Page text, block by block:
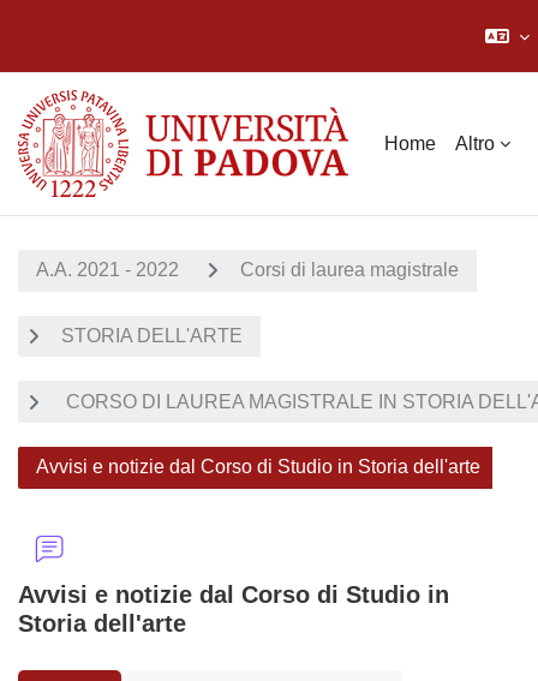
Home Altro
A.A. 2021 - 2022 Corsi di laurea magistrale
STORIA DELL'ARTE
CORSO DI LAUREA MAGISTRALE IN STORIA
Avvisi e notizie dal Corso di Studio in Storia dell'arte
Avvisi e notizie dal Corso di Studio in
Storia dell'arte